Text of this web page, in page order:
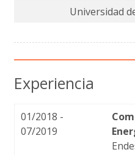
Universidad
Experiencia
01/2018 -
07/2019